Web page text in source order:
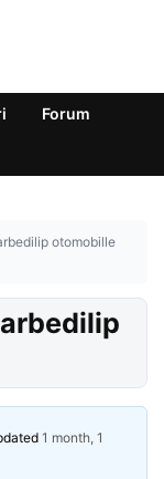
Forum
otomobille
1 month, 1